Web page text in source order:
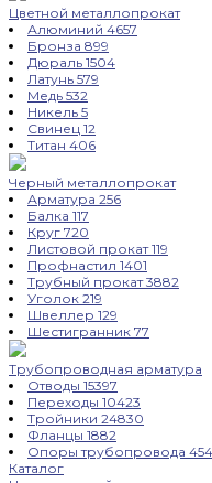
Цветной металлопрокат
Алюминий 4657
Бронза 899
Дюраль 1504
Латунь 579
Медь 532
Никель 5
Свинец 12
Титан 406
Черный металлопрокат
Арматура 256
Балка 117
Круг 720
Листовой прокат119
Профнастил 1401
Трубный прокат3882
Уголок 219
Швеллер 129
Шестигранник 77
Трубопроводная арматура
Отводы 15397
Переходы 10423
Тройники 24830
Фланцы 1882
Опоры трубопровода
Каталог